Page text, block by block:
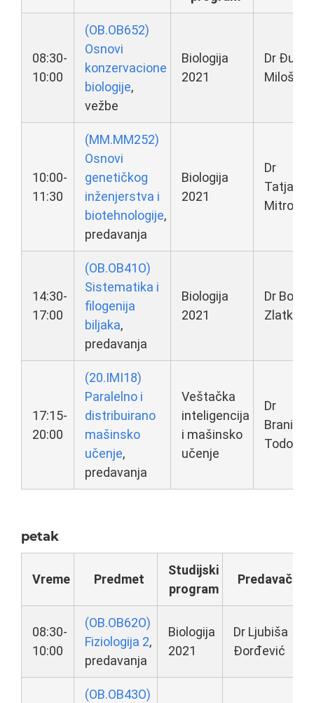
08:30-
10:00
(OB.OB652)
Osnovi
konzervacione
biologije,
vežbe
Biologija
2021
Dr Đurađ
10:00-
11:30
(MM.MM252)
Osnovi
genetičkog
inženjerstva i
biotehnologije,
predavanja
Biologija
2021
Dr
Tatjana
Mitrović
14:30-
17:00
(OB.OB41O)
Sistematika i
filogenija
biljaka,
predavanja
Biologija
2021
Dr Bojan
17:15-
20:00
(20.IMI18)
Paralelno i
distribuirano
mašinsko
učenje,
predavanja
Veštačka
inteligencija
i mašinsko
učenje
Dr
Branimir
petak
Vreme Predmet
Studijski
program
Predavač
08:30-
10:00
(OB.OB62O)
Fiziologija 2,
predavanja
Biologija
2021
Dr Ljubiša
Đorđević
(OB.OB43O)